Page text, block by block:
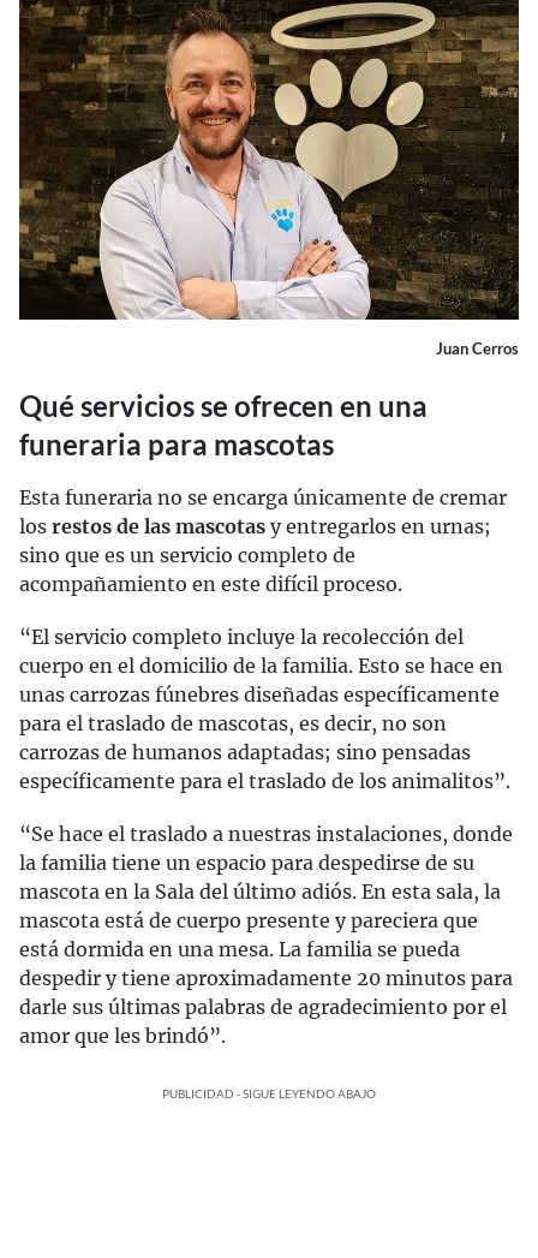
Juan Cerros
Qué servicios se ofrecen en una
funeraria para mascotas
Esta funeraria no se encarga únicamente de cremar
los restos de las mascotas y entregarlos en urnas;
sino que es un servicio completo de
acompañamiento en este difícil proceso.
“El servicio completo incluye la recolección del
cuerpo en el domicilio de la familia. Esto se hace en
unas carrozas fúnebres diseñadas específicamente
para el traslado de mascotas, es decir, no son
carrozas de humanos adaptadas; sino pensadas
específicamente para el traslado de los animalitos”.
“Se hace el traslado a nuestras instalaciones, donde
la familia tiene un espacio para despedirse de su
mascota en la Sala del último adiós. En esta sala, la
mascota está de cuerpo presente y pareciera que
está dormida en una mesa. La familia se pueda
despedir y tiene aproximadamente 20 minutos para
darle sus últimas palabras de agradecimiento por el
amor que les brindó”.
PUBLICIDAD - SIGUE LEYENDO ABAJO